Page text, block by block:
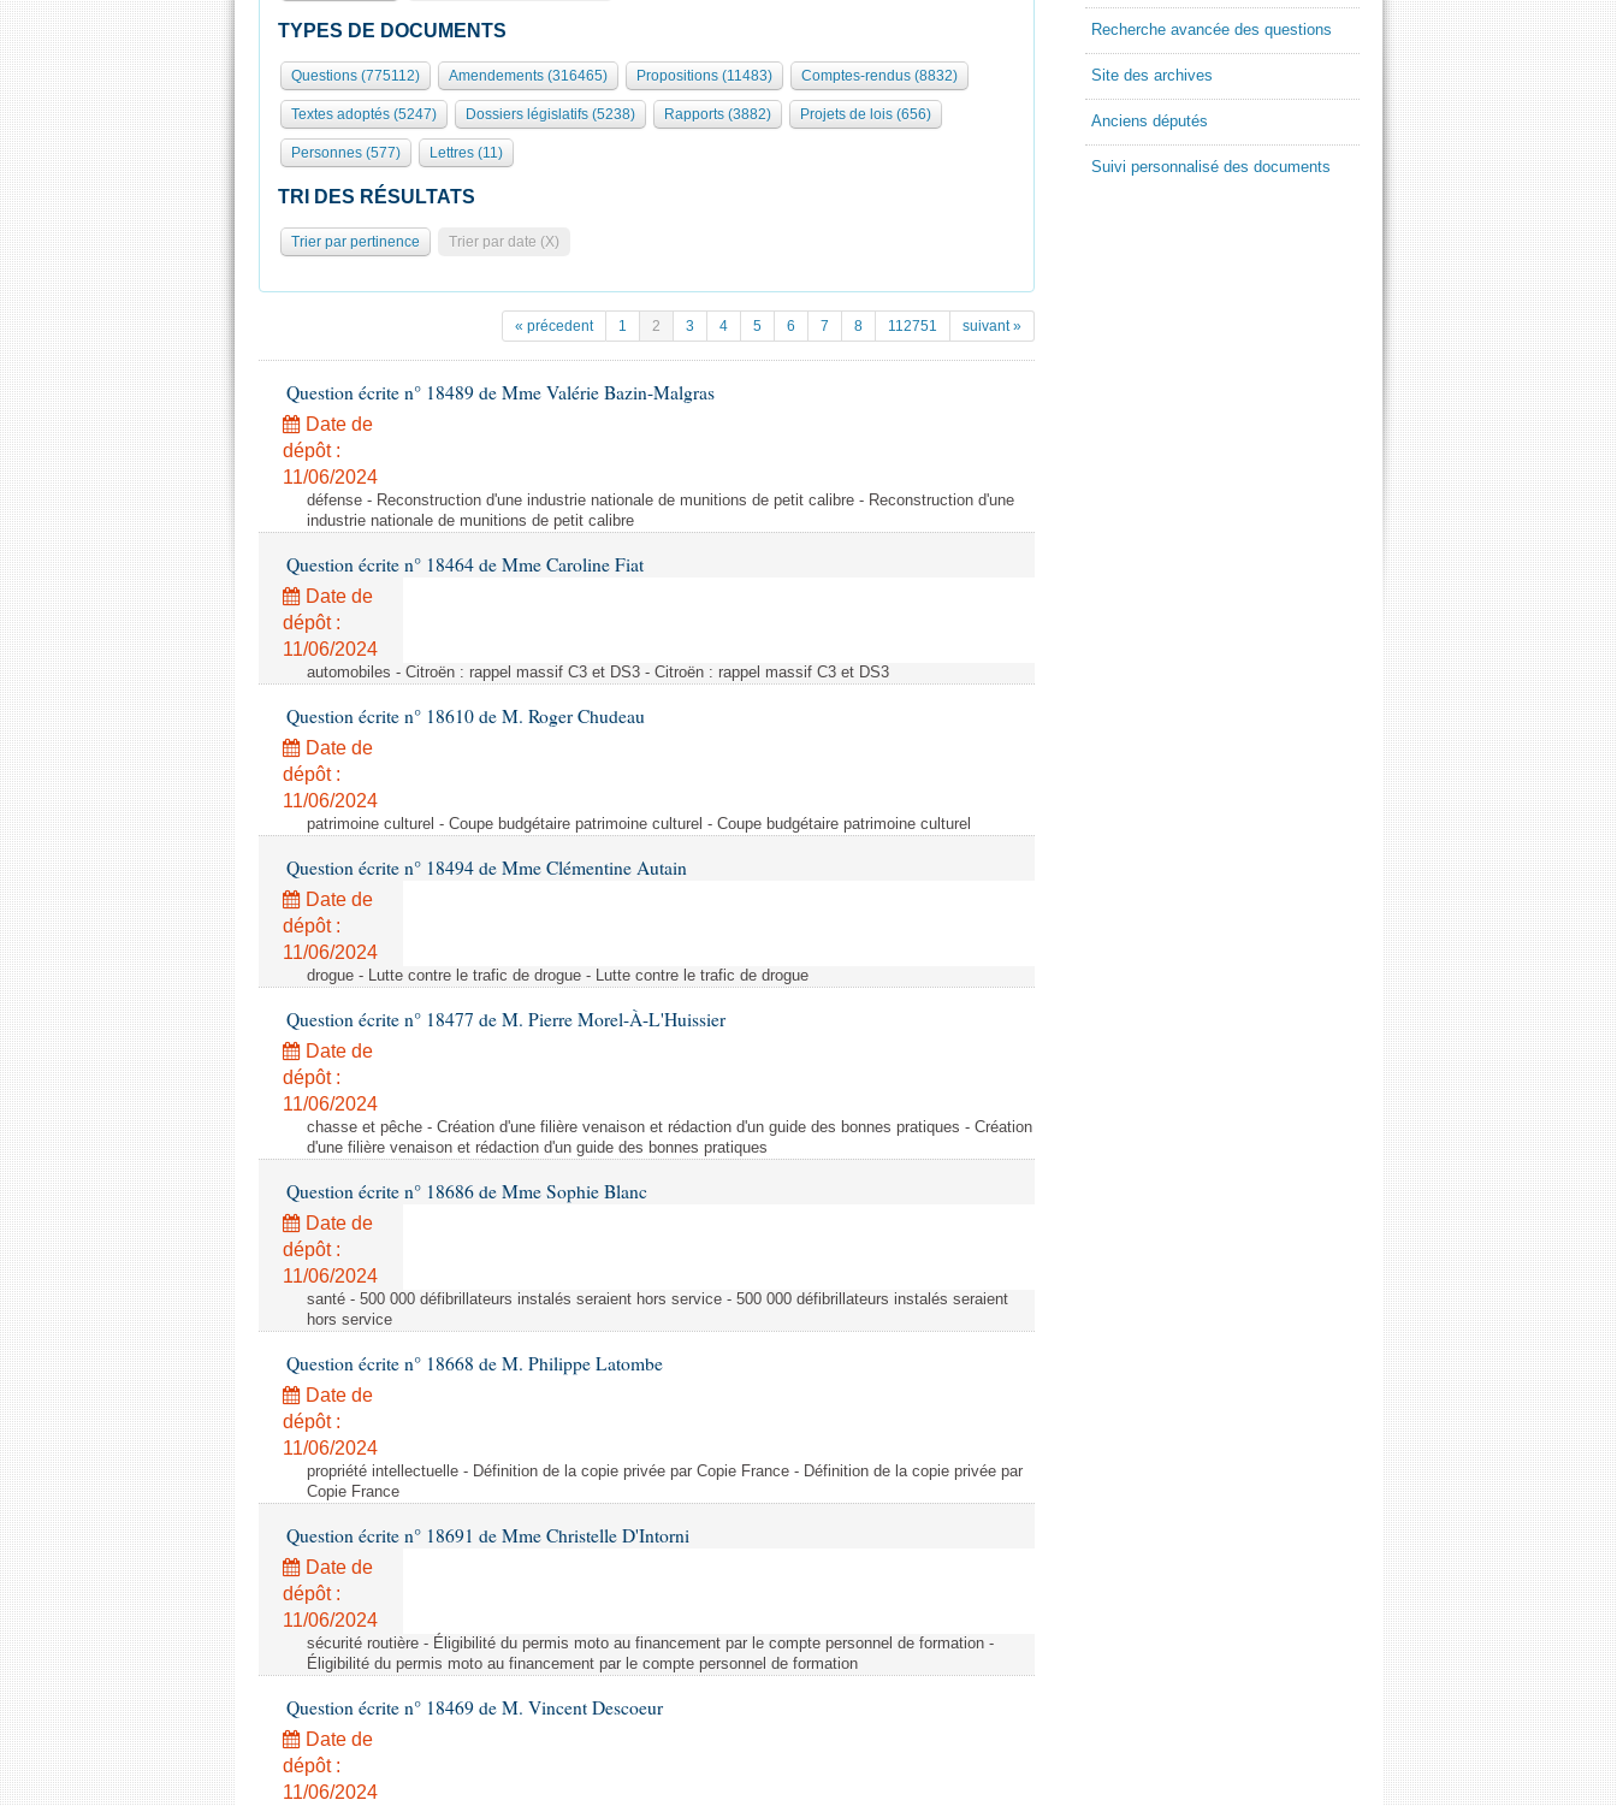
TYPES DE DOCUMENTS
Questions (775112) Amendements (316465) Propositions (11483) Comptes-rendus (8832)
Textes adoptés (5247) Dossiers législatifs (5238) Rapports (3882) Projets de lois (656)
Personnes (577) Lettres (11)
TRI DES RÉSULTATS
Trier par pertinence Trier par date (X)
« précedent 1 2 3 4 5 6 7 8 112751 suivant »
Question écrite n° 18489 de Mme Valérie Bazin-Malgras
Date de
dépôt :
11/06/2024
défense - Reconstruction d'une industrie nationale de munitions de petit calibre - Reconstruction d'une
industrie nationale de munitions de petit calibre
Question écrite n° 18464 de Mme Caroline Fiat
Date de
dépôt :
11/06/2024
automobiles - Citroën : rappel massif C3 et DS3 - Citroën : rappel massif C3 et DS3
Question écrite n° 18610 de M. Roger Chudeau
Date de
dépôt :
11/06/2024
patrimoine culturel - Coupe budgétaire patrimoine culturel - Coupe budgétaire patrimoine culturel
Question écrite n° 18494 de Mme Clémentine Autain
Date de
dépôt :
11/06/2024
drogue - Lutte contre le trafic de drogue - Lutte contre le trafic de drogue
Question écrite n° 18477 de M. Pierre Morel-À-L'Huissier
Date de
dépôt :
11/06/2024
chasse et pêche - Création d'une filière venaison et rédaction d'un guide des bonnes pratiques - Création
d'une filière venaison et rédaction d'un guide des bonnes pratiques
Question écrite n° 18686 de Mme Sophie Blanc
Date de
dépôt :
11/06/2024
santé - 500 000 défibrillateurs instalés seraient hors service - 500 000 défibrillateurs instalés seraient
hors service
Question écrite n° 18668 de M. Philippe Latombe
Date de
dépôt :
11/06/2024
propriété intellectuelle - Définition de la copie privée par Copie France - Définition de la copie privée par
Copie France
Question écrite n° 18691 de Mme Christelle D'Intorni
Date de
dépôt :
11/06/2024
sécurité routière - Éligibilité du permis moto au financement par le compte personnel de formation -
Éligibilité du permis moto au financement par le compte personnel de formation
Question écrite n° 18469 de M. Vincent Descoeur
Date de
dépôt :
11/06/2024
Recherche avancée des questions
Site des archives
Anciens députés
Suivi personnalisé des documents